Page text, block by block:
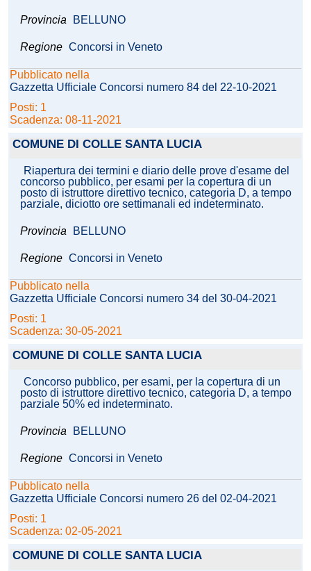
Provincia BELLUNO
Regione Concorsi in Veneto
Pubblicato nella
Gazzetta Ufficiale Concorsi numero 84 del 22-10-2021
Posti: 1
Scadenza: 08-11-2021
COMUNE DI COLLE SANTA LUCIA
Riapertura dei termini e diario delle prove d'esame del
concorso pubblico, per esami per la copertura di un
posto di istruttore direttivo tecnico, categoria D, a tempo
parziale, diciotto ore settimanali ed indeterminato.
Provincia BELLUNO
Regione Concorsi in Veneto
Pubblicato nella
Gazzetta Ufficiale Concorsi numero 34 del 30-04-2021
Posti: 1
Scadenza: 30-05-2021
COMUNE DI COLLE SANTA LUCIA
Concorso pubblico, per esami, per la copertura di un
posto di istruttore direttivo tecnico, categoria D, a tempo
parziale 50% ed indeterminato.
Provincia BELLUNO
Regione Concorsi in Veneto
Pubblicato nella
Gazzetta Ufficiale Concorsi numero 26 del 02-04-2021
Posti: 1
Scadenza: 02-05-2021
COMUNE DI COLLE SANTA LUCIA